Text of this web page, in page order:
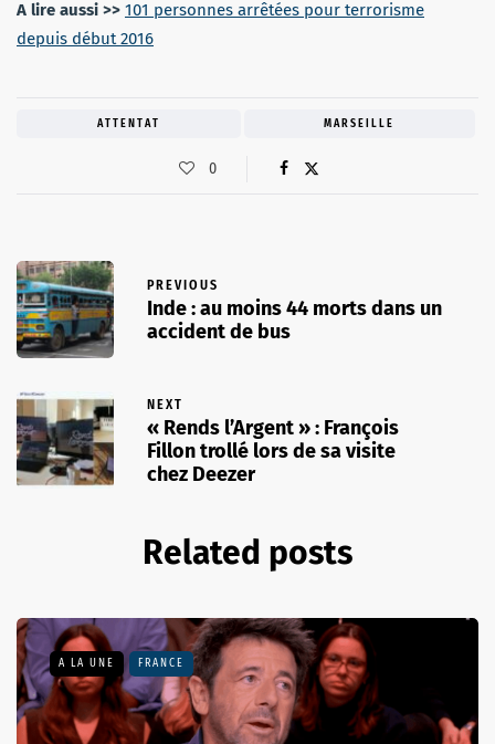
A lire aussi >> 101 personnes arrêtées pour terrorisme
depuis début 2016
ATTENTAT MARSEILLE
0
PREVIOUS
Inde : au moins 44 morts dans un
accident de bus
NEXT
« Rends l’Argent » : François
Fillon trollé lors de sa visite
chez Deezer
Related posts
A LA UNE FRANCE